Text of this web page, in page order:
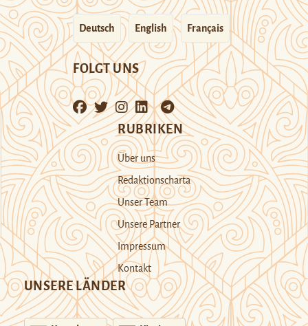
Deutsch English Français
FOLGT UNS
RUBRIKEN
Über uns
Redaktionscharta
Unser Team
Unsere Partner
Impressum
Kontakt
UNSERE LÄNDER